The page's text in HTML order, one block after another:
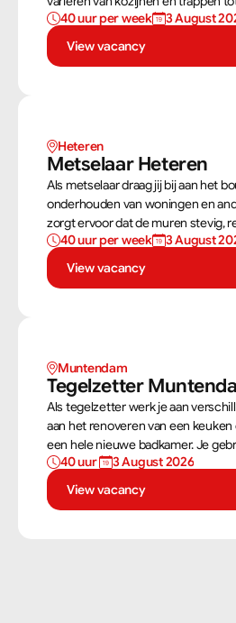
dakconstructies en gevels. Aan de
bouwtekeningen zorg jij ervoor
stevig als netjes is afgewerkt.
40 uur per week
3 August
View vacancy
Heteren
Metselaar Heteren
Als metselaar draag jij bij aan het
onderhouden van woningen en
zorgt ervoor dat de muren stevig,
opgebouwd worden. Aan de hand
weet jij precies hoe een muur
metselaar kan je alleen werken of
40 uur per week
3 August
View vacancy
Muntendam
Tegelzetter
Als tegelzetter werk je aan
aan het renoveren van een
een hele nieuwe badkamer. Je
vaardigheden om tegels perfect te
tegelzetter ben je voortdurend
40 uur
3 August 2026
View vacancy